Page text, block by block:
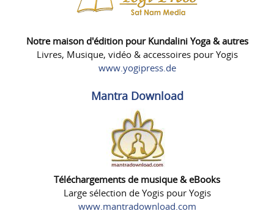
Notre maison d'édition pour Kundalini Yoga & autres
Livres, Musique, vidéo & accessoires pour Yogis
www.yogipress.de
Mantra Download
Téléchargements de musique & eBooks
Large sélection de Yogis pour Yogis
www.mantradownload.com